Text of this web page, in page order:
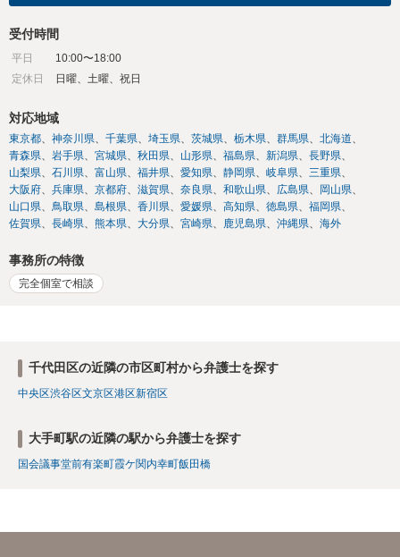
受付時間
平日
10:00〜18:00
定休日
日曜、土曜、祝日
対応地域
東京都 神奈川県 千葉県 埼玉県 茨城県 栃木県 群馬県
北海道
青森県
岩手県 宮城県 秋田県 山形県 福島県 新潟県
長野県
山梨県
石川県 富山県 福井県 愛知県 静岡県 岐阜県
三重県
大阪府
兵庫県 京都府 滋賀県 奈良県 和歌山県 広島県
岡山県
山口県
鳥取県 島根県 香川県 愛媛県 高知県 徳島県
福岡県
佐賀県
長崎県 熊本県 大分県 宮崎県 鹿児島県 沖縄県 海外
事務所の特徴
完全個室で相談
千代田区の近隣の市区町村から弁護士を探す
中央区渋谷区文京区港区新宿区
大手町駅の近隣の駅から弁護士を探す
国会議事堂前有楽町霞ケ関内幸町飯田橋